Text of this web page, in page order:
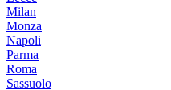
Milan
Monza
Napoli
Parma
Roma
Sassuolo